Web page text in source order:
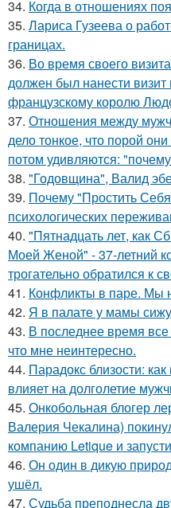
34. Когда в отношениях
35. Лариса Гузеева о
границах.
36. Во время своего
должен был нанести
французскому королю
37. Отношения между
дело тонкое, что порой
потом удивляются:
38. "Годовщина", Валид
39. Почему "Простить
психологических
40. "Пятнадцать лет, как
Моей Женой" - 37-летний
трогательно обратился к
41. Конфликты в паре. Мы
42. Я в палате у мамы
43. В последнее время
что мне неинтересно.
44. Парадокс близости:
влияет на долголетие
45. Онкобольная блогер
Валерия Чекалина)
компанию Letique и
46. Он один в дикую
ушёл.
47. Судьба преподнесла